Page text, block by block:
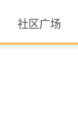
社区广场